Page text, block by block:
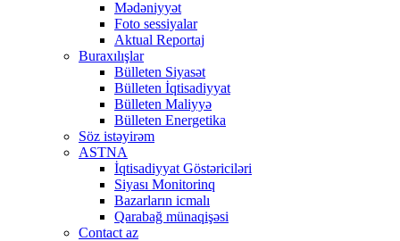
Mədəniyyət
Foto sessiyalar
Aktual Reportaj
Buraxılışlar
Bülleten Siyasət
Bülleten İqtisadiyyat
Bülleten Maliyyə
Bülleten Energetika
Söz istəyirəm
ASTNA
İqtisadiyyat Göstəriciləri
Siyası Monitorinq
Bazarların icmalı
Qarabağ münaqişəsi
Contact az